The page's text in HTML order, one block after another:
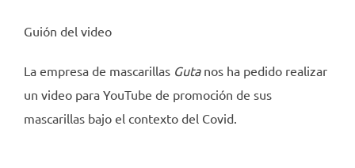
Guión del video
La empresa de mascarillas Gutanos ha pedido realizar
un video para YouTube de promoción de sus
mascarillas bajo el contexto del Covid.